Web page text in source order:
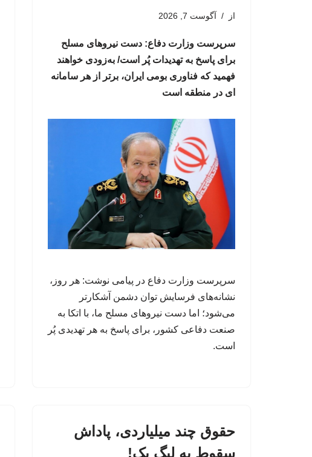
از آگوست 7, 2026
سرپرست وزارت دفاع: دست نیروهای مسلح
برای پاسخ به تهدیدات پُر است/ به‌زودی خواهند
فهمید که فناوری بومی ایران، برتر از هر سامانه
ای در منطقه است
سرپرست وزارت دفاع در پیامی نوشت: هر روز،
نشانه‌های فرسایش توان دشمن آشکارتر
می‌شود؛ اما دست نیروهای مسلح ما، با اتکا به
صنعت دفاعی کشور، برای پاسخ به هر تهدیدی پُر
است.
حقوق چند میلیاردی، پاداش
سقوط به لیگ یک!